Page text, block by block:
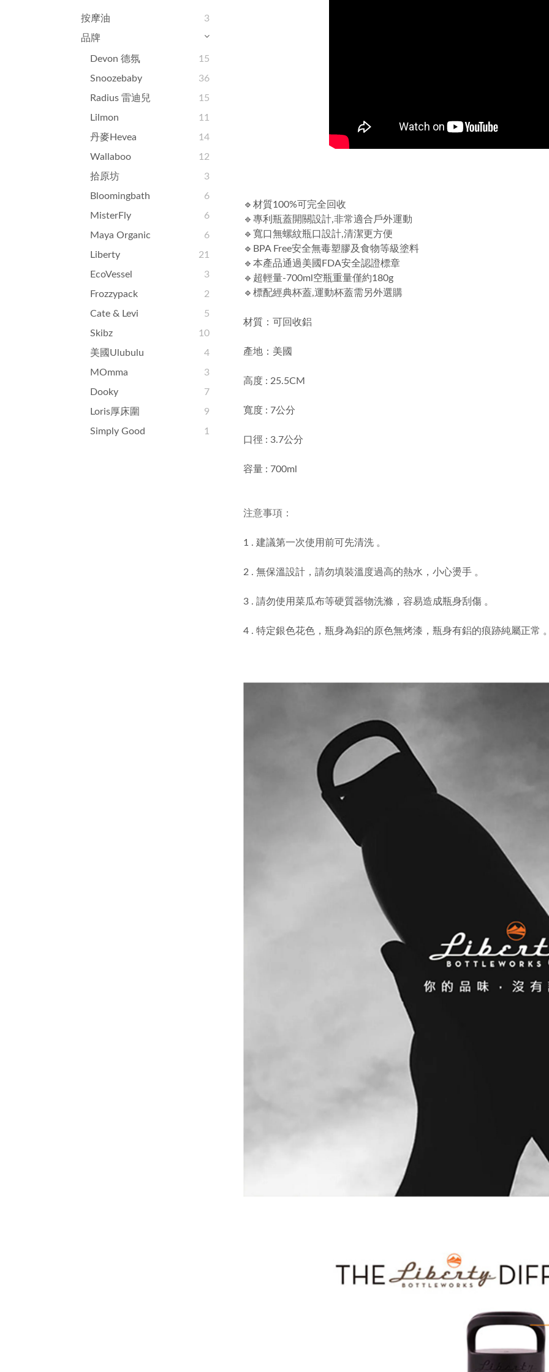
按摩油
3
品牌
Devon 德氛
15
Snoozebaby
36
Radius 雷迪兒
15
Lilmon
11
丹麥Hevea
14
Wallaboo
12
拾原坊
3
Bloomingbath
6
MisterFly
6
Maya Organic
6
Liberty
21
EcoVessel
3
Frozzypack
2
Cate & Levi
5
Skibz
10
美國ulubulu
4
MOmma
3
Dooky
7
Loris厚床圍
9
Simply Good
1
🔹材質100%可完全回收
🔹專利瓶蓋開關設計,非常適合戶外運動
🔹寬口無螺紋瓶口設計,清潔更方便
🔹BPA Free安全無毒塑膠及食物等級塗料
🔹本產品通過美國FDA安全認證標章
🔹超輕量-700ml空瓶重量僅約180g
🔹標配經典杯蓋,運動杯蓋需另外選購
材質：可回收鋁
產地：美國
高度 : 25.5CM
寬度 : 7公分
口徑 : 3.7公分
容量 : 700ml
注意事項：
1 . 建議第一次使用前可先清洗 。
2 . 無保溫設計，請勿填裝溫度過高的熱水，小心燙手 。
3 . 請勿使用菜瓜布等硬質器物洗滌，容易造成瓶身刮傷 。
4 . 特定銀色花色，瓶身為鋁的原色無烤漆，瓶身有鋁的痕跡純屬正常